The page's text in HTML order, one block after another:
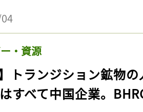
・資源
】トランジション鉱物
すべて中国企業。